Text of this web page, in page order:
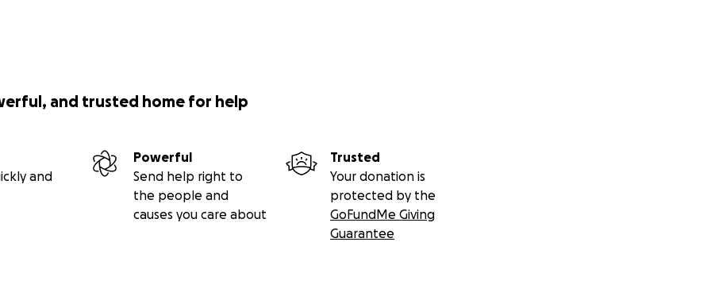
and trusted home for help
and
Powerful
Send help right to
the people and
causes you care about
Trusted
Your donation is
protected by the
GoFundMe Giving
Guarantee